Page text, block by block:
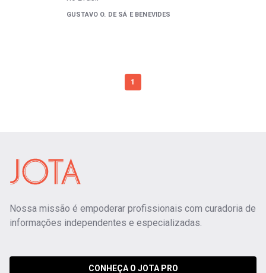
GUSTAVO O. DE SÁ E BENEVIDES
1
Nossa missão é empoderar profissionais com curadoria de
informações independentes e especializadas.
CONHEÇA O JOTA PRO